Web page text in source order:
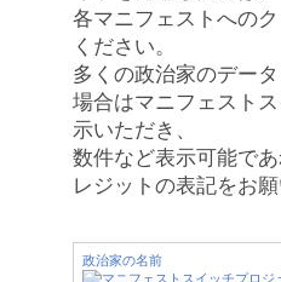
各マニフェストへの
ください。
多くの政治家のデー
場合はマニフェスト
示いただき、
数件など表示可能で
レジットの表記をお願
政治家の名前